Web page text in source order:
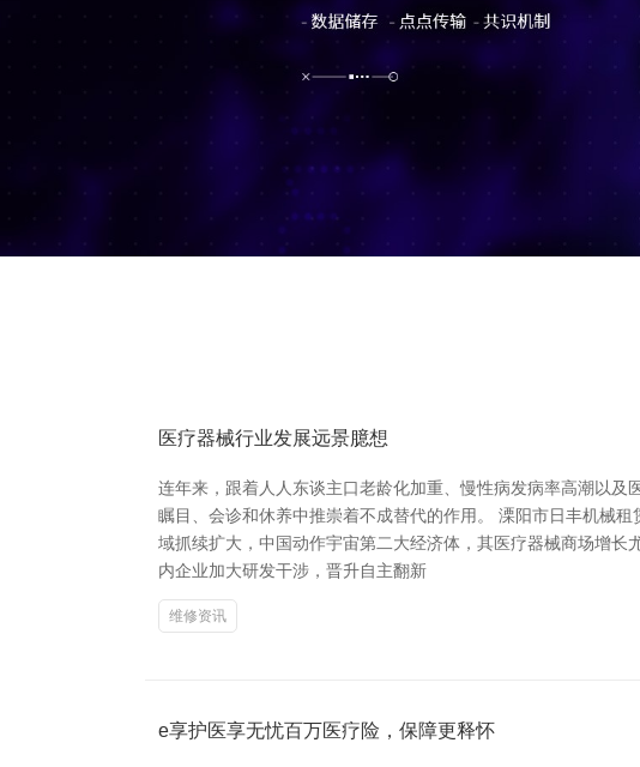
医疗器械行业发展远景臆想
连年来，跟着人人东谈主口老龄化加重、慢性病发病率高潮以
瞩目、会诊和休养中推崇着不成替代的作用。 溧阳市日丰机械
域抓续扩大，中国动作宇宙第二大经济体，其医疗器械商场增
内企业加大研发干涉，晋升自主翻新
维修资讯
e享护医享无忧百万医疗险，保障更释怀